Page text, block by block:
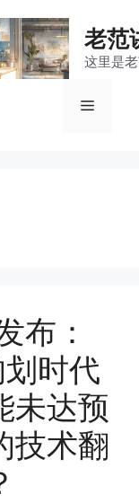
老范
这里是
菜
布：
时代
未达预
技术翻